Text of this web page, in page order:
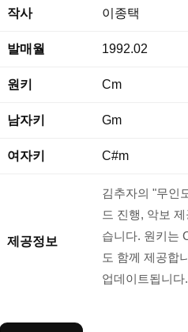
작사 이종택
발매월 1992.02
원키 Cm
남자키 Gm
여자키 C#m
제공정보
김추자의 "무인
드 진행, 악보
습니다. 원키는
도 함께 제공합
업데이트됩니다.